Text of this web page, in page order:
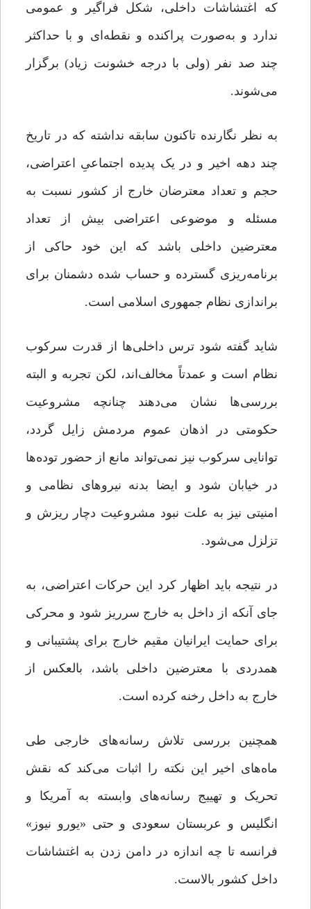
که اغتشاشات داخلی، شکل فراگیر و عمومی
ندارد و به‌صورت پراکنده و نقطه‌ای و با حداکثر
چند صد نفر (ولی با درجه خشونت زیاد) برگزار
می‌شوند.
به نظر نگارنده تاکنون سابقه نداشته که در تاریخ
چند دهه اخیر و در یک پدیده اجتماعیِ اعتراضی،
حجم و تعداد معترضان خارج از کشور نسبت به
مسئله و موضوعی اعتراضی بیش از تعداد
معترضین داخلی باشد که این خود حاکی از
برنامه‌ریزی گسترده‌ و حساب شده‌ دشمنان برای
براندازی نظام جمهوری اسلامی است.
شاید گفته شود ترس داخلی‌ها از قدرت سرکوب
نظام است و عمدتاً مخالف‌اند، لکن تجربه و البته
بررسی‌ها نشان می‌دهند چنانچه مشروعیت
حکومتی در اذهان عموم مردمش زایل گردد،
توانایی سرکوب نیز نمی‌تواند مانع از حضور توده‌ها
در خیابان شود و ایضا بدنه نیروهای نظامی و
امنیتی نیز به علت نبود مشروعیت دچار ریزش و
تزلزل می‌شود.
در نتیجه باید اظهار کرد این حرکات اعتراضی، به
جای آنکه از داخل به خارج سرریز شود و محرکی
برای حمایت ایرانیان مقیم خارج برای پشتیبانی و
همدردی با معترضین داخلی باشد، بالعکس از
خارج به داخل رخنه کرده است.
همچنین بررسی تلاش رسانه‌های خارجی طی
ماه‌های اخیر این نکته را اثبات می‌کند که نقش
تحریک و تهییج رسانه‌های وابسته به آمریکا و
انگلیس و عربستان سعودی و حتی «یورو نیوز»
فرانسه تا چه اندازه در دامن زدن به اغتشاشات
داخل کشور بالاست.